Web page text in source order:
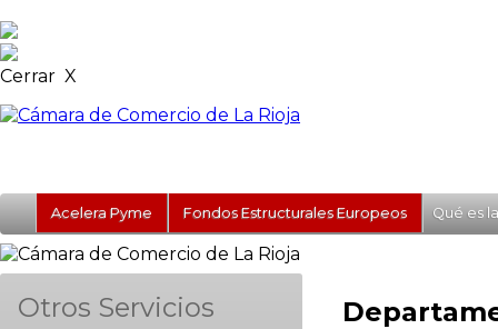
Cerrar X
Acelera Pyme Fondos Estructurales Europeos Qué es
Otros Servicios